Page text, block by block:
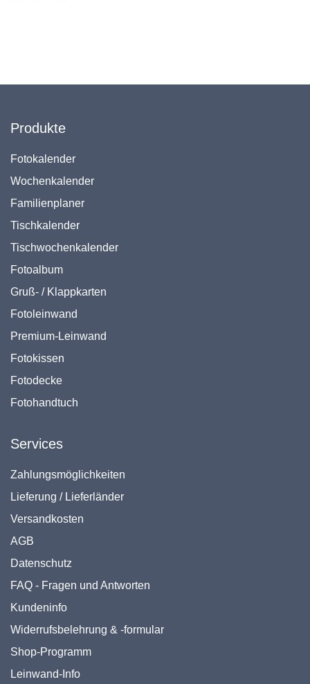
Produkte
Fotokalender
Wochenkalender
Familienplaner
Tischkalender
Tischwochenkalender
Fotoalbum
Gruß- / Klappkarten
Fotoleinwand
Premium-Leinwand
Fotokissen
Fotodecke
Fotohandtuch
Services
Zahlungsmöglichkeiten
Lieferung / Lieferländer
Versandkosten
AGB
Datenschutz
FAQ - Fragen und Antworten
Kundeninfo
Widerrufsbelehrung & -formular
Shop-Programm
Leinwand-Info